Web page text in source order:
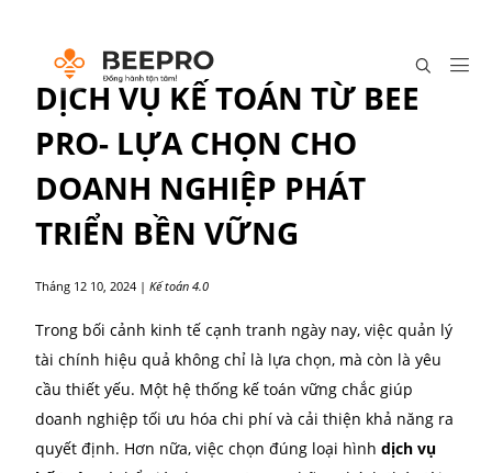
DỊCH VỤ KẾ TOÁN TỪ BEE
PRO- LỰA CHỌN CHO
DOANH NGHIỆP PHÁT
TRIỂN BỀN VỮNG
Tháng 12 10, 2024 |Kế toán 4.0
Trong bối cảnh kinh tế cạnh tranh ngày nay, việc
tài chính hiệu quả không chỉ là lựa chọn, mà còn là
cầu thiết yếu. Một hệ thống kế toán vững chắc giúp